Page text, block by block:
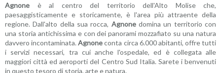
Agnone è al centro del territorio dell'Alto Molise che,
paesaggisticamente e storicamente, è l'area più attraente della
regione. Dall'alto della sua rocca, Agnonedomina un territorio con
una storia antichissima e con dei panorami mozzafiato su una natura
davvero incontaminata.Agnoneconta circa 6.000 abitanti, offre tutti
i servizi necessari, tra cui anche l'ospedale, ed è collegata alle
maggiori città ed aeroporti del Centro Sud Italia. Sarete i benvenuti
in questo tesoro di storia, arte e natura.